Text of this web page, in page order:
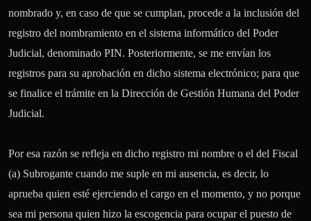
nombrado y, en caso de que se cumplan, procede a la inclusión del
registro del nombramiento en el sistema informático del Poder
Judicial, denominado PIN. Posteriormente, se me envían los
registros para su aprobación en dicho sistema electrónico; para que
se finalice el trámite en la Dirección de Gestión Humana del Poder
Judicial.
Por esa razón se refleja en dicho registro mi nombre o el del Fiscal
(a) Subrogante cuando me suple en mi ausencia, es decir, lo
aprueba quien esté ejerciendo el cargo en el momento, y no porque
sea mi persona quien hizo la escogencia para ocupar el puesto de